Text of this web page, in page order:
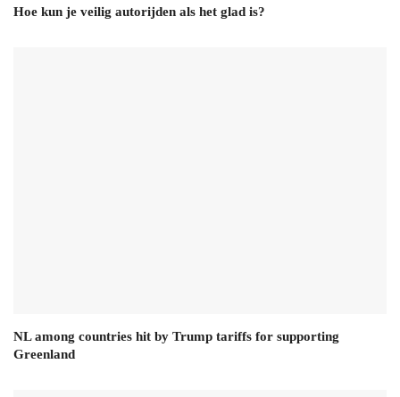
Hoe kun je veilig autorijden als het glad is?
NL among countries hit by Trump tariffs for supporting
Greenland